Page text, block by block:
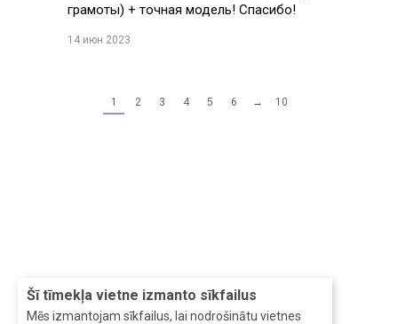
Šī tīmekļa vietne izmanto sīkfailus
Mēs izmantojam sīkfailus, lai nodrošinātu vietnes
грамоты) + точная модель! Спасибо!
14 июн 2023
1 2 3 4 5 6 → 10